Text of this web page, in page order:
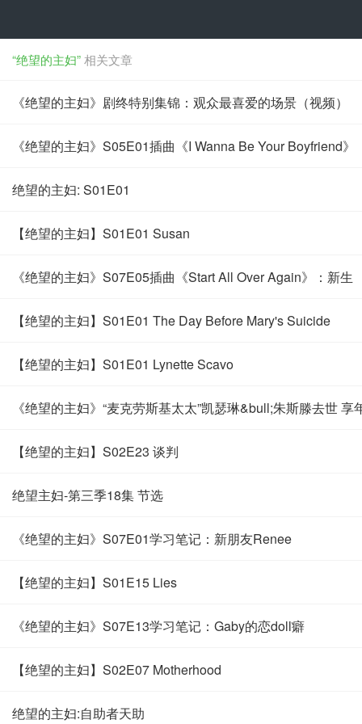
“绝望的主妇”相关文章
《绝望的主妇》剧终特别集锦：观众最喜爱的场景（视频）
《绝望的主妇》S05E01插曲《I Wanna Be Your Boyfriend》
绝望的主妇: S01E01
【绝望的主妇】S01E01 Susan
《绝望的主妇》S07E05插曲《Start All Over Again》：新生
【绝望的主妇】S01E01 The Day Before Mary's Suicide
【绝望的主妇】S01E01 Lynette Scavo
《绝望的主妇》“麦克劳斯基太太”凯瑟琳&bull;朱斯滕去世 享
【绝望的主妇】S02E23 谈判
绝望主妇-第三季18集 节选
《绝望的主妇》S07E01学习笔记：新朋友Renee
【绝望的主妇】S01E15 Lies
《绝望的主妇》S07E13学习笔记：Gaby的恋doll癖
【绝望的主妇】S02E07 Motherhood
绝望的主妇:自助者天助